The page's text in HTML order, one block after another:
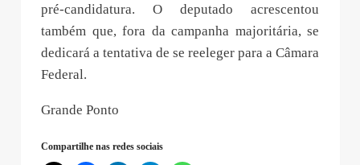
pré-candidatura. O deputado acrescentou
também que, fora da campanha majoritária, se
dedicará a tentativa de se reeleger para a Câmara
Federal.
Grande Ponto
Compartilhe nas redes sociais